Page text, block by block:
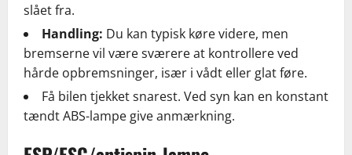
slået fra.
Handling: Du kan typisk køre videre, men
bremserne vil være sværere at kontrollere ved
hårde opbremsninger, især i vådt eller glat føre.
Få bilen tjekket snarest. Ved syn kan en konstant
tændt ABS-lampe give anmærkning.